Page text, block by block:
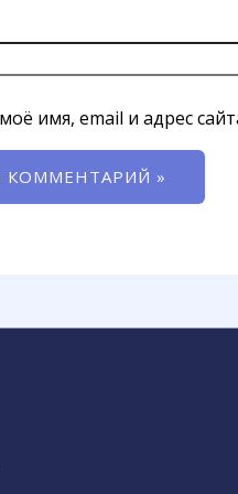
имя, email и адрес